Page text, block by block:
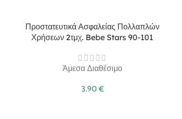
Προστατευτικά Ασφαλείας Πολλαπλών
Χρήσεων 2τμχ. Bebe Stars 90-101
Άμεσα Διαθέσιμο
3.90 €